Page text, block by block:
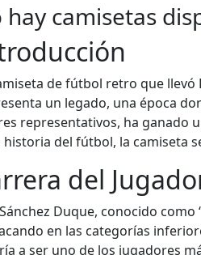
hay camisetas
de fútbol retro que llevó
un legado, una época
representativos, ha ganado
historia del fútbol, la camiseta
del
Duque, conocido
en las categorías
a ser uno de los jugadores